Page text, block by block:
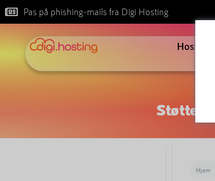
Pas på phishing-mails fra Digi Hosting
Hosting
Støtte
Hjem